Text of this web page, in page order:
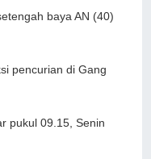
baya AN (40)
pencurian di Gang
pukul 09.15, Senin